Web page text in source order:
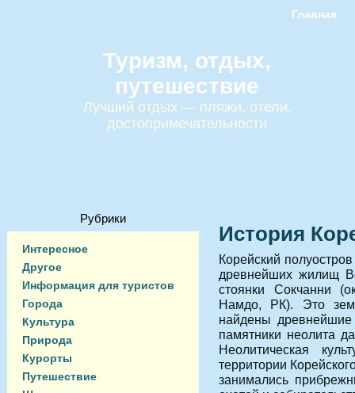
Главная
Туризм, отдых,
путешествие
Лучший отдых — пляжи, отели,
достопримечательности
Рубрики
Интересное
Другое
Информация для туристов
Города
Культура
Природа
Курорты
Путешествие
История
Корейский
древнейших жилищ
стоянки Сокчанни
Намдо, РК). Это
найдены
памятники неолита
Неолитическая
территории
занимались